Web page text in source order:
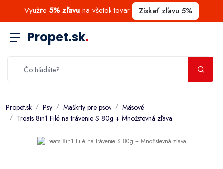
Využite 5% zľavu na všetok tovar Získať zľavu 5%
Propet.sk.
Propet.sk Psy Maškrty pre psov
Mäsové
Treats 8in1 Filé na trávenie S 80g + Množstevná zľava